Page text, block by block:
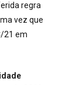
regra
vez que
21 em